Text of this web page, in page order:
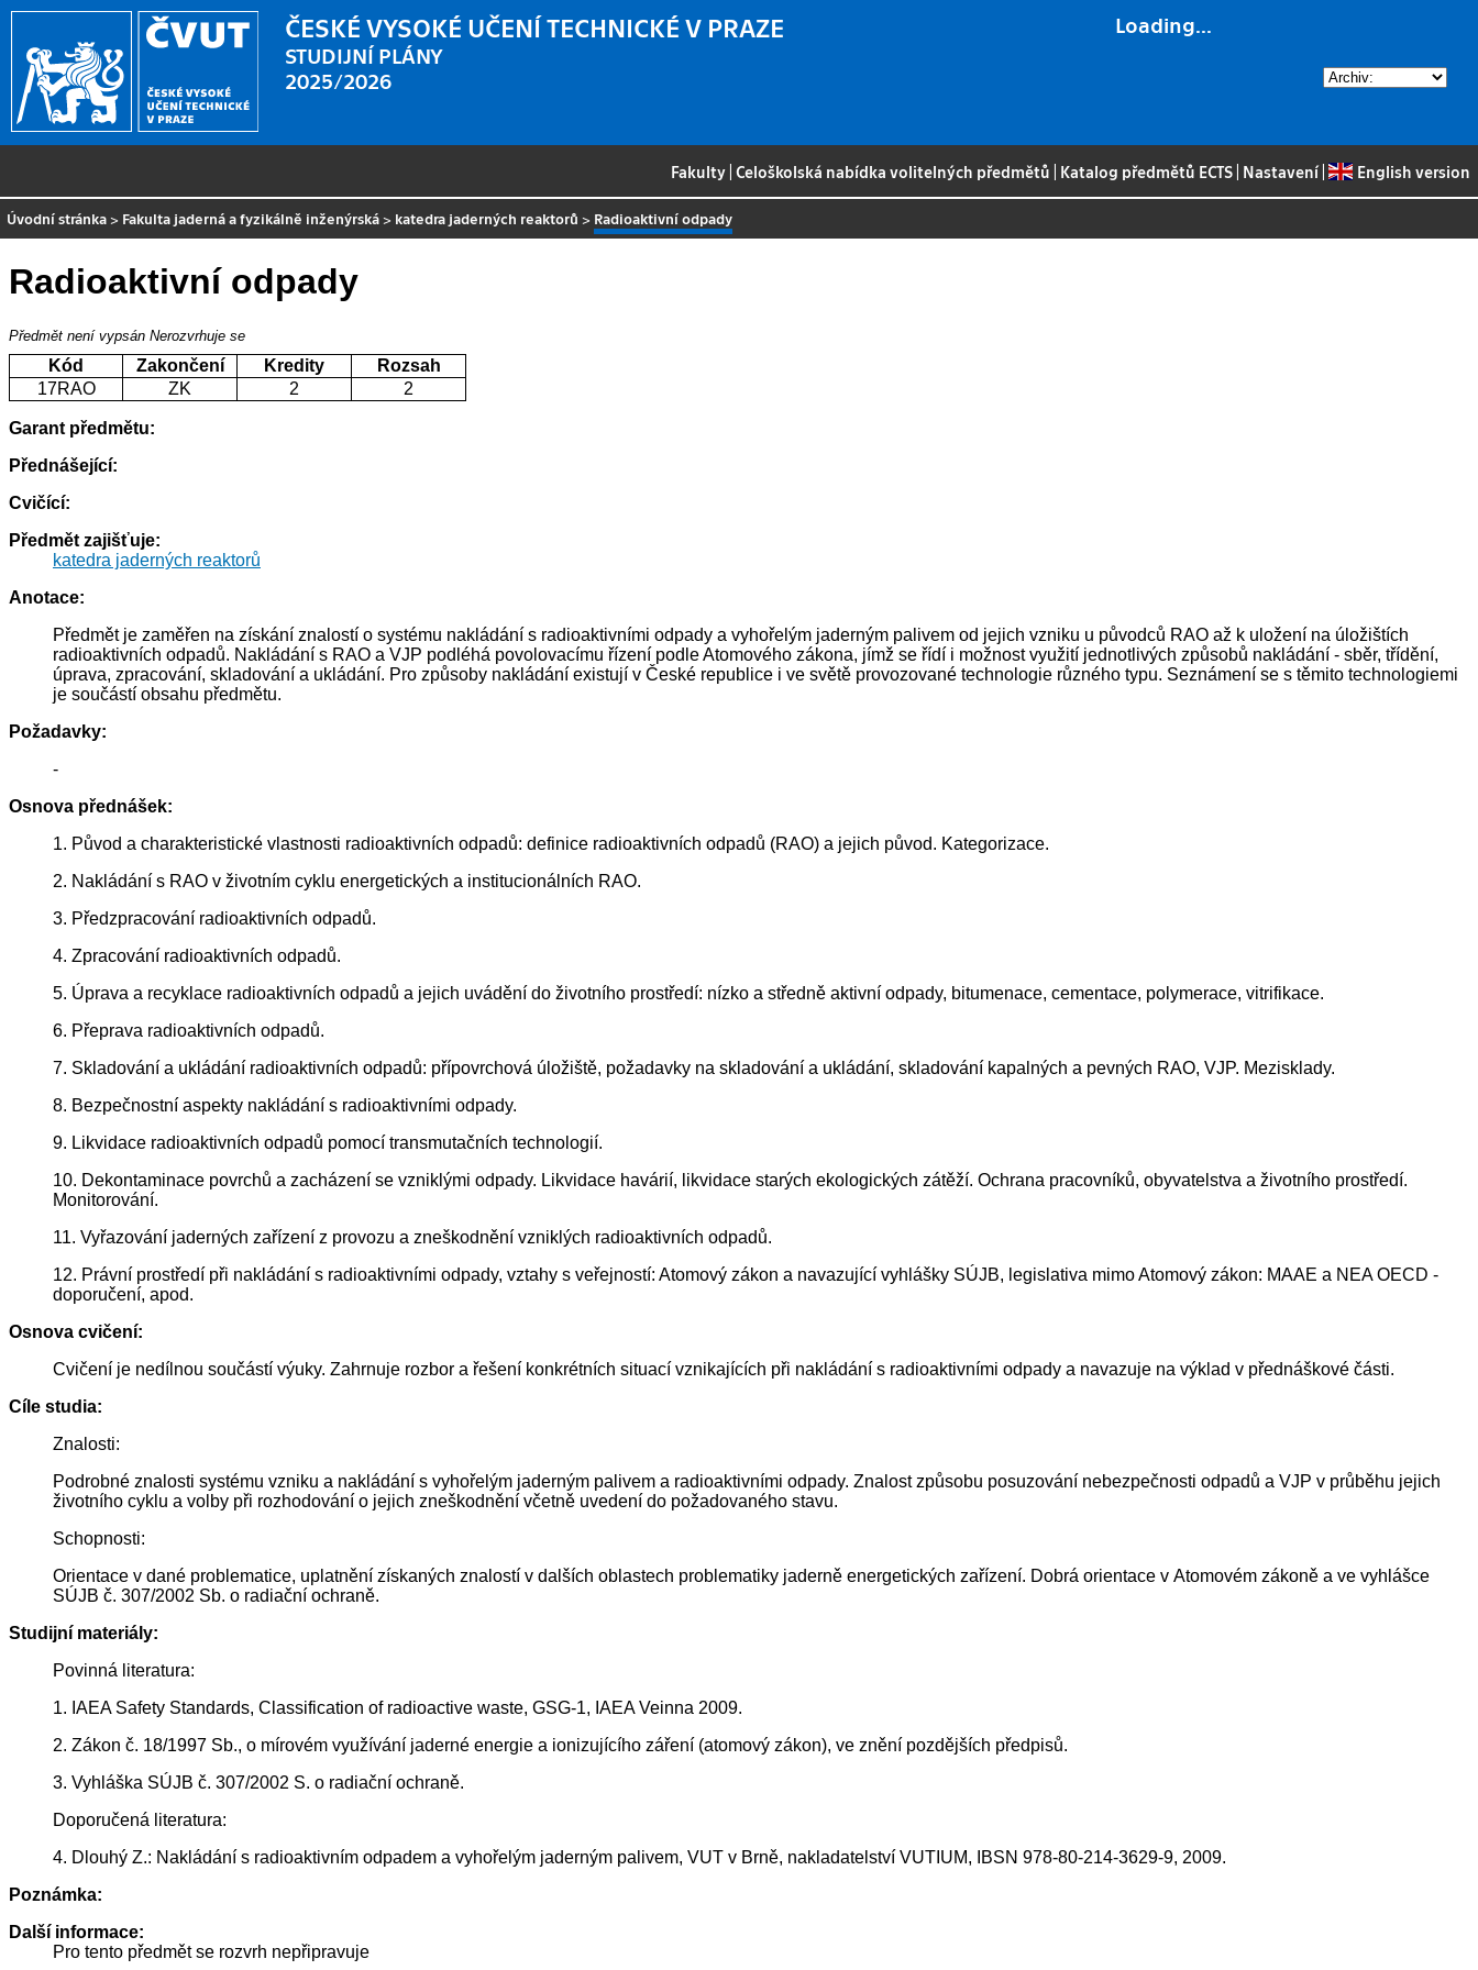
Loading...
ČESKÉ VYSOKÉ UČENÍ TECHNICKÉ V PRAZE
STUDIJNÍ PLÁNY
2025/2026
Fakulty |Celoškolská nabídka volitelných předmětů Katalog předmětů ECTS Nastavení| English version
Úvodní stránka > Fakulta jaderná a fyzikálně inženýrská > katedra jaderných reaktorů > Radioaktivní odpady
Radioaktivní odpady
Předmět není vypsán Nerozvrhuje se
Kód Zakončení Kredity
Rozsah
17RAO
ZK 2 2
Garant předmětu:
Přednášející:
Cvičící:
Předmět zajišťuje:
katedra jaderných reaktorů
Anotace:
Předmět je zaměřen na získání znalostí o systému nakládání s radioaktivními odpady a vyhořelým jaderným palivem od jejich vzniku u původců RAO až k uložení na úložištích
radioaktivních odpadů. Nakládání s RAO a VJP podléhá povolovacímu řízení podle Atomového zákona, jímž se řídí i možnost využití jednotlivých způsobů nakládání - sběr, třídění,
úprava, zpracování, skladování a ukládání. Pro způsoby nakládání existují v České republice i ve světě provozované technologie různého typu. Seznámení se s těmito technologiemi
je součástí obsahu předmětu.
Požadavky:
-
Osnova přednášek:
1. Původ a charakteristické vlastnosti radioaktivních odpadů: definice radioaktivních odpadů (RAO) a jejich původ. Kategorizace.
2. Nakládání s RAO v životním cyklu energetických a institucionálních RAO.
3. Předzpracování radioaktivních odpadů.
4. Zpracování radioaktivních odpadů.
5. Úprava a recyklace radioaktivních odpadů a jejich uvádění do životního prostředí: nízko a středně aktivní odpady, bitumenace, cementace, polymerace, vitrifikace.
6. Přeprava radioaktivních odpadů.
7. Skladování a ukládání radioaktivních odpadů: přípovrchová úložiště, požadavky na skladování a ukládání, skladování kapalných a pevných RAO, VJP. Mezisklady.
8. Bezpečnostní aspekty nakládání s radioaktivními odpady.
9. Likvidace radioaktivních odpadů pomocí transmutačních technologií.
10. Dekontaminace povrchů a zacházení se vzniklými odpady. Likvidace havárií, likvidace starých ekologických zátěží. Ochrana pracovníků, obyvatelstva a životního prostředí.
Monitorování.
11. Vyřazování jaderných zařízení z provozu a zneškodnění vzniklých radioaktivních odpadů.
12. Právní prostředí při nakládání s radioaktivními odpady, vztahy s veřejností: Atomový zákon a navazující vyhlášky SÚJB, legislativa mimo Atomový zákon: MAAE a NEA OECD -
doporučení, apod.
Osnova cvičení:
Cvičení je nedílnou součástí výuky. Zahrnuje rozbor a řešení konkrétních situací vznikajících při nakládání s radioaktivními odpady a navazuje na výklad v přednáškové části.
Cíle studia:
Znalosti:
Podrobné znalosti systému vzniku a nakládání s vyhořelým jaderným palivem a radioaktivními odpady. Znalost způsobu posuzování nebezpečnosti odpadů a VJP v průběhu jejich
životního cyklu a volby při rozhodování o jejich zneškodnění včetně uvedení do požadovaného stavu.
Schopnosti:
Orientace v dané problematice, uplatnění získaných znalostí v dalších oblastech problematiky jaderně energetických zařízení. Dobrá orientace v Atomovém zákoně a ve vyhlášce
SÚJB č. 307/2002 Sb. o radiační ochraně.
Studijní materiály:
Povinná literatura:
1. IAEA Safety Standards, Classification of radioactive waste, GSG-1, IAEA Veinna 2009.
2. Zákon č. 18/1997 Sb., o mírovém využívání jaderné energie a ionizujícího záření (atomový zákon), ve znění pozdějších předpisů.
3. Vyhláška SÚJB č. 307/2002 S. o radiační ochraně.
Doporučená literatura:
4. Dlouhý Z.: Nakládání s radioaktivním odpadem a vyhořelým jaderným palivem, VUT v Brně, nakladatelství VUTIUM, IBSN 978-80-214-3629-9, 2009.
Poznámka:
Další informace:
Pro tento předmět se rozvrh nepřipravuje